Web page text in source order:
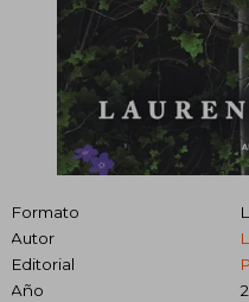
Formato
Autor
Editorial
Año